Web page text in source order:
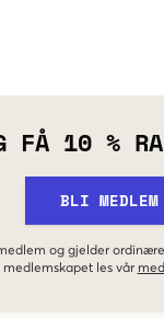
FÅ 10 %
BLI MEDLEM
og gjelder
les vår